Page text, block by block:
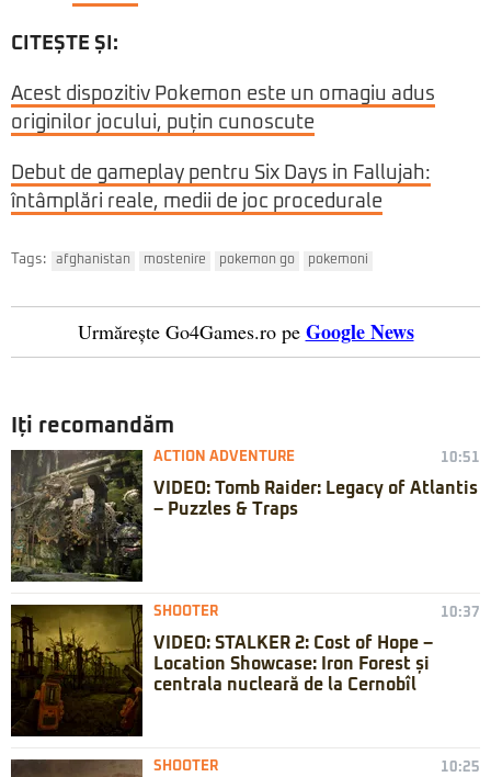
CITEȘTE ȘI:
Acest dispozitiv Pokemon este un omagiu adus
originilor jocului, puțin cunoscute
Debut de gameplay pentru Six Days in Fallujah:
întâmplări reale, medii de joc procedurale
Tags: afghanistan mostenire pokemon go pokemoni
Urmărește Go4Games.ro pe Google News
Iți recomandăm
ACTION ADVENTURE 10:51
VIDEO: Tomb Raider: Legacy of Atlantis
– Puzzles & Traps
SHOOTER 10:37
VIDEO: STALKER 2: Cost of Hope –
Location Showcase: Iron Forest și
centrala nucleară de la Cernobîl
SHOOTER 10:25